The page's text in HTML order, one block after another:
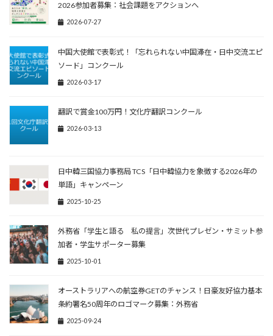
2026参加者募集：社会課題をアクションへ
2026-07-27
中国大使館で表彰式！「忘れられない中国滞在・日中交流エピ
ソード」コンクール
2026-03-17
翻訳で賞金100万円！文化庁翻訳コンクール
2026-03-13
日中韓三国協力事務局 TCS「日中韓協力を象徴する2026年の
単語」キャンペーン
2025-10-25
外務省「学生と語る 私の提言」次世代プレゼン・サミット参
加者・学生サポーター募集
2025-10-01
オーストラリアへの航空券GETのチャンス！日豪友好協力基本
条約署名50周年のロゴマーク募集：外務省
2025-09-24